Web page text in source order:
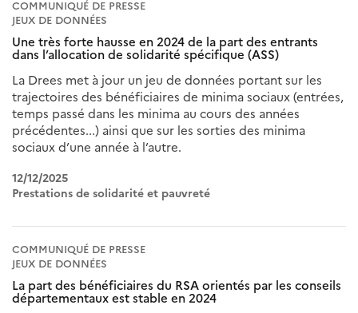
COMMUNIQUÉ DE PRESSE
JEUX DE DONNÉES
Une très forte hausse en 2024 de la part des entrants
dans l’allocation de solidarité spécifique (ASS)
La Drees met à jour un jeu de données portant sur les
trajectoires des bénéficiaires de minima sociaux (entrées,
temps passé dans les minima au cours des années
précédentes...) ainsi que sur les sorties des minima
sociaux d’une année à l’autre.
12/12/2025
Prestations de solidarité et pauvreté
COMMUNIQUÉ DE PRESSE
JEUX DE DONNÉES
La part des bénéficiaires du RSA orientés par les conseils
départementaux est stable en 2024